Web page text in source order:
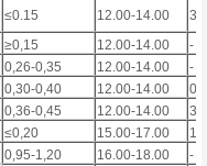
≤0.15 12.00-14.00
3)
≥0,15 12.00-14.00
-
0,26-0,35 12.00-14.00
-
0,30-0,40 12.00-14.00
0,36-0,45 12.00-14.00
3)
≤0,20 15.00-17.00
0,95-1,20 16.00-18.00
-